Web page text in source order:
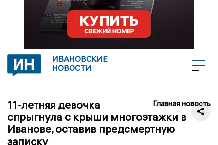
ИВАНОВСКИЕ
НОВОСТИ
Главная новость
11-летняя девочка
спрыгнула с крыши многоэтажки в
Иванове, оставив предсмертную
записку